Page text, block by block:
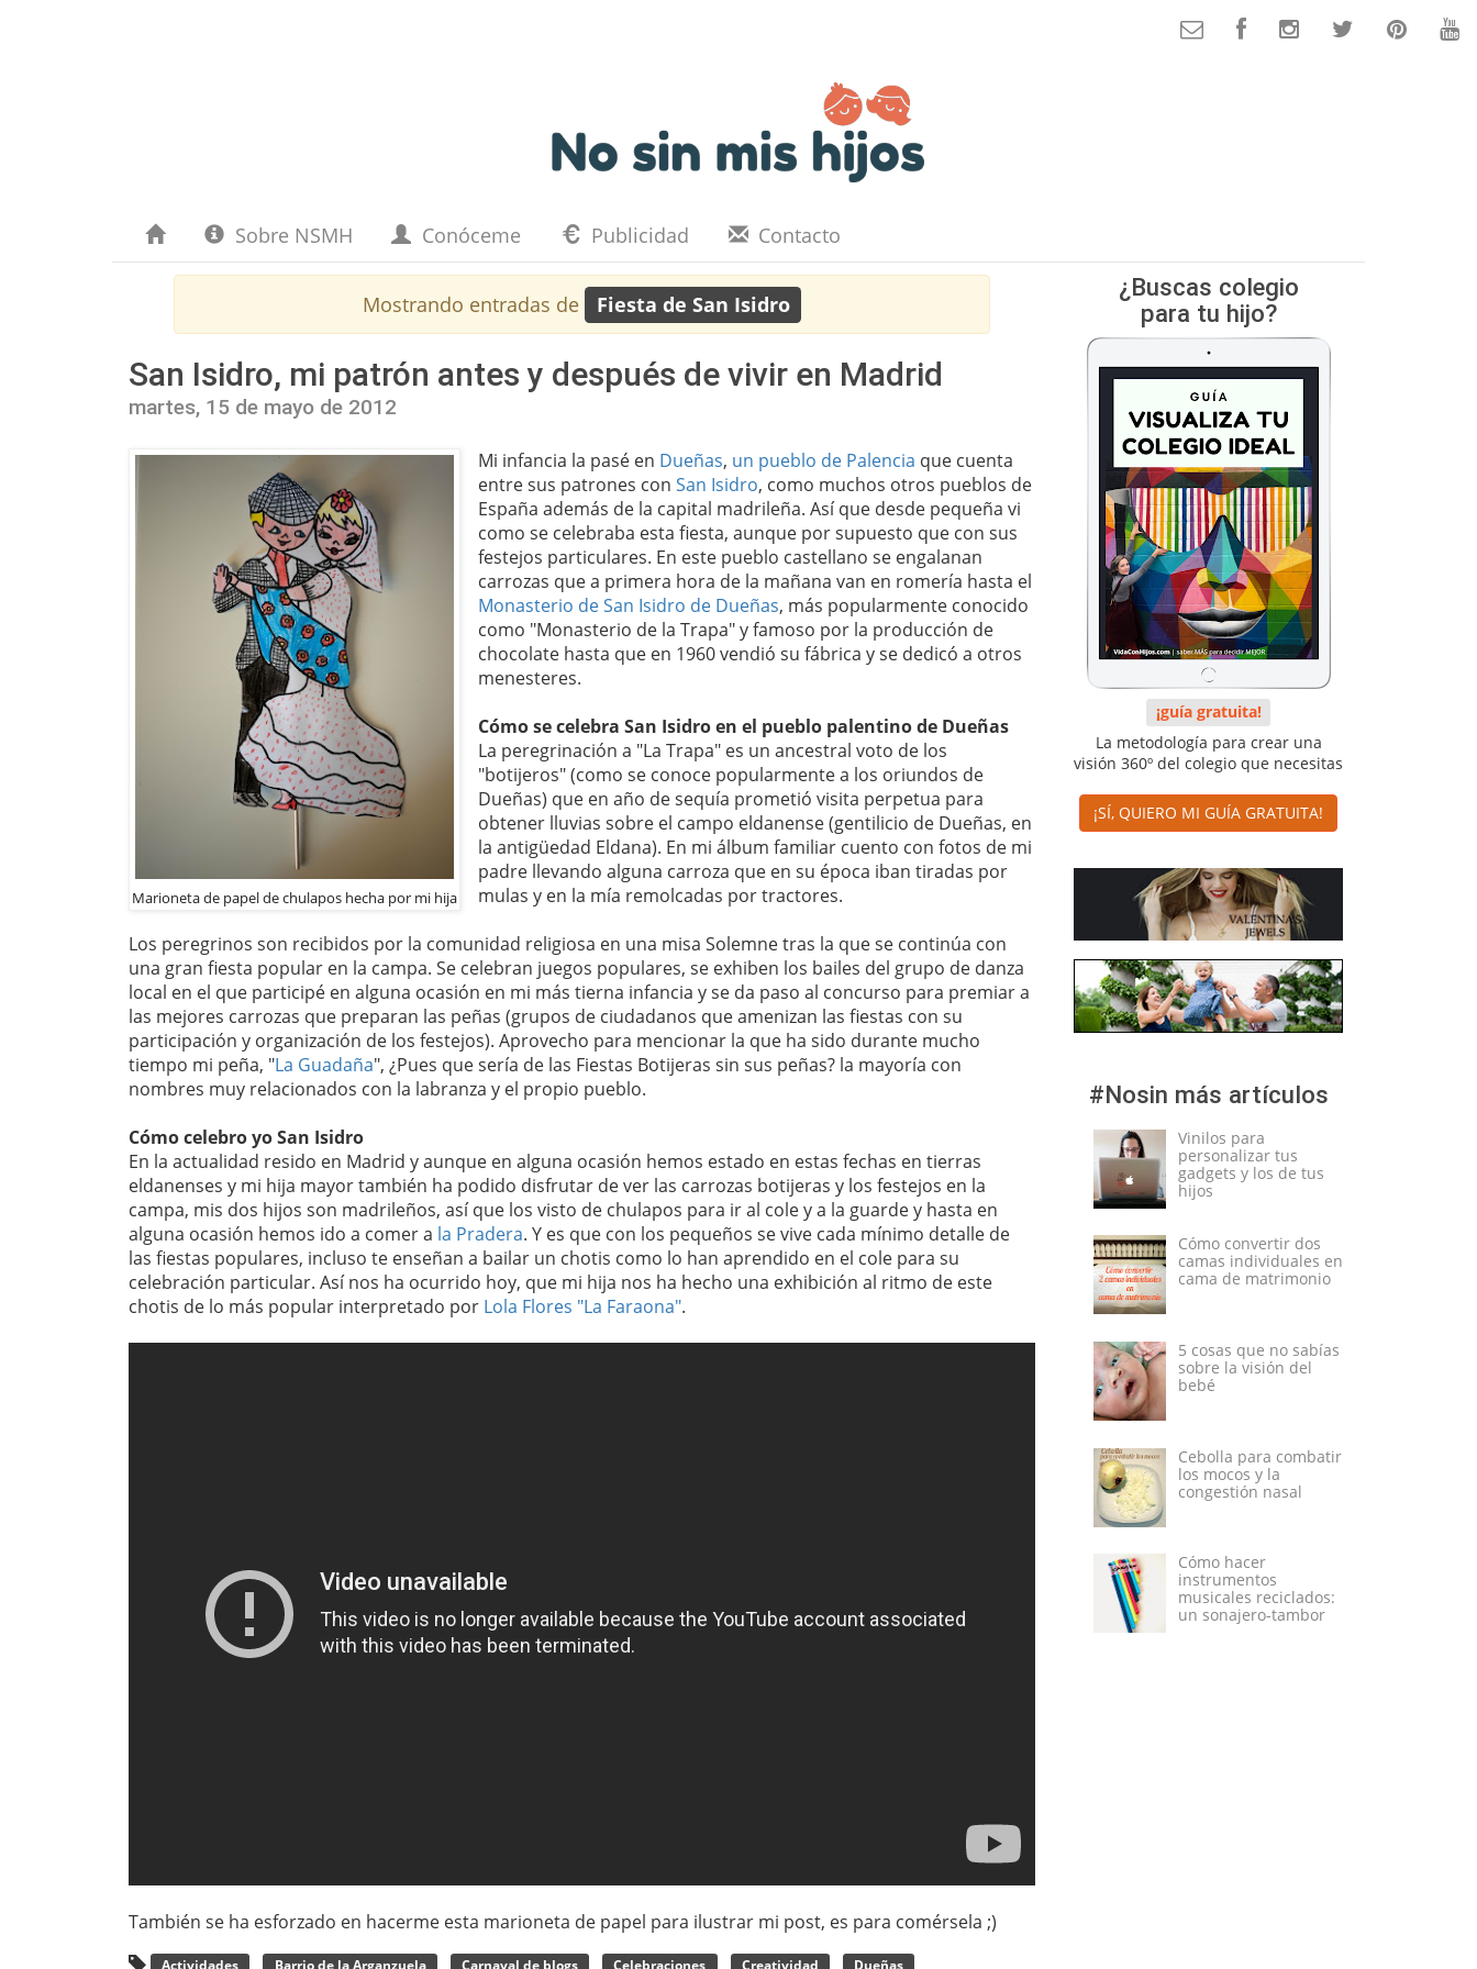
Sobre NSMH Conóceme Publicidad Contacto
Mostrando entradas de Fiesta de San Isidro
San Isidro, mi patrón antes y después de vivir en Madrid
martes, 15 de mayo de 2012
Marioneta de papel de chulapos hecha por mi hija
Mi infancia la pasé en Dueñas, un pueblo de Palencia que cuenta
entre sus patrones con San Isidro, como muchos otros pueblos de
España además de la capital madrileña. Así que desde pequeña vi
como se celebraba esta fiesta, aunque por supuesto que con sus
festejos particulares. En este pueblo castellano se engalanan
carrozas que a primera hora de la mañana van en romería hasta el
Monasterio de San Isidro de Dueñas, más popularmente conocido
como "Monasterio de la Trapa" y famoso por la producción de
chocolate hasta que en 1960 vendió su fábrica y se dedicó a otros
menesteres.
Cómo se celebra San Isidro en el pueblo palentino de Dueñas
La peregrinación a "La Trapa" es un ancestral voto de los
"botijeros" (como se conoce popularmente a los oriundos de
Dueñas) que en año de sequía prometió visita perpetua para
obtener lluvias sobre el campo eldanense (gentilicio de Dueñas, en
la antigüedad Eldana). En mi álbum familiar cuento con fotos de mi
padre llevando alguna carroza que en su época iban tiradas por
mulas y en la mía remolcadas por tractores.
Los peregrinos son recibidos por la comunidad religiosa en una misa Solemne tras la que se continúa con
una gran fiesta popular en la campa. Se celebran juegos populares, se exhiben los bailes del grupo de danza
local en el que participé en alguna ocasión en mi más tierna infancia y se da paso al concurso para premiar a
las mejores carrozas que preparan las peñas (grupos de ciudadanos que amenizan las fiestas con su
participación y organización de los festejos). Aprovecho para mencionar la que ha sido durante mucho
tiempo mi peña, "La Guadaña", ¿Pues que sería de las Fiestas Botijeras sin sus peñas? la mayoría con
nombres muy relacionados con la labranza y el propio pueblo.
Cómo celebro yo San Isidro
En la actualidad resido en Madrid y aunque en alguna ocasión hemos estado en estas fechas en tierras
eldanenses y mi hija mayor también ha podido disfrutar de ver las carrozas botijeras y los festejos en la
campa, mis dos hijos son madrileños, así que los visto de chulapos para ir al cole y a la guarde y hasta en
alguna ocasión hemos ido a comer a la Pradera. Y es que con los pequeños se vive cada mínimo detalle de
las fiestas populares, incluso te enseñan a bailar un chotis como lo han aprendido en el cole para su
celebración particular. Así nos ha ocurrido hoy, que mi hija nos ha hecho una exhibición al ritmo de este
chotis de lo más popular interpretado por Lola Flores "La Faraona".
También se ha esforzado en hacerme esta marioneta de papel para ilustrar mi post, es para comérsela ;)
¿Buscas colegio
para tu hijo?
¡guía gratuita!
La metodología para crear una
visión 360º del colegio que necesitas
¡SÍ, QUIERO MI GUÍA GRATUITA!
#Nosin más artículos
Vinilos para
personalizar tus
gadgets y los de tus
hijos
Cómo convertir dos
camas individuales en
cama de matrimonio
5 cosas que no sabías
sobre la visión del
bebé
Cebolla para combatir
los mocos y la
congestión nasal
Cómo hacer
instrumentos
musicales reciclados:
un sonajero-tambor